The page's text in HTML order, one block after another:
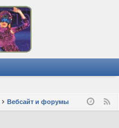
Вебсайт и форумы